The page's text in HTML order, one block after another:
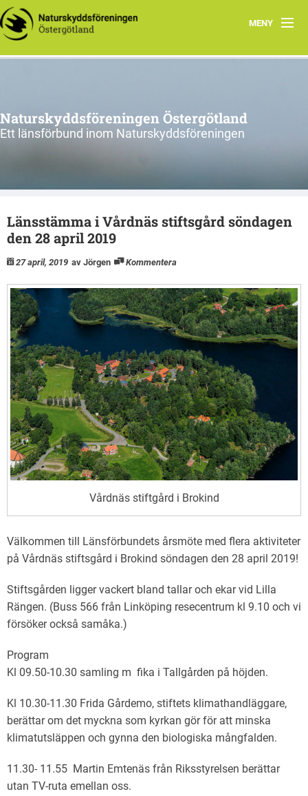
MENY
Aktuellt
Natur i Östergötland
Kretsar
Riks
Naturskyddsföreningen Östergötland
Ett länsförbund inom Naturskyddsföreningen
Länsstämma i Vårdnäs stiftsgård söndagen
den 28 april 2019
27 april, 2019 av Jörgen Kommentera
Vårdnäs stiftgård i Brokind
Välkommen till Länsförbundets årsmöte med flera aktiviteter
på Vårdnäs stiftsgård i Brokind söndagen den 28 april 2019!
Stiftsgården ligger vackert bland tallar och ekar vid Lilla
Rängen. (Buss 566 från Linköping resecentrum kl 9.10 och vi
försöker också samåka.)
Kl 09.50-10.30 samling m fika i Tallgården på höjden.
Kl 10.30-11.30 Frida Gårdemo, stiftets klimathandläggare,
berättar om det myckna som kyrkan gör för att minska
klimatutsläppen och gynna den biologiska mångfalden.
11.30- 11.55 Martin Emtenäs från Riksstyrelsen berättar
utan TV-ruta emellan oss.